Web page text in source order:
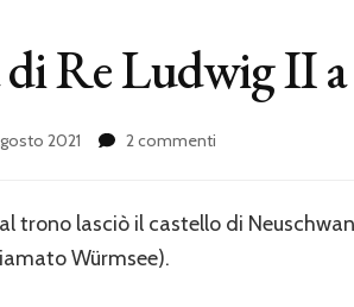
Re Ludwig II a
2021 2 commenti
trono lasciò il castello di
Würmsee).